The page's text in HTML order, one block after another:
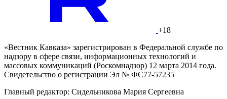
+18
«Вестник Кавказа» зарегистрирован в Федеральной службе по
надзору в сфере связи, информационных технологий и
массовых коммуникаций (Роскомнадзор) 12 марта 2014 года.
Свидетельство о регистрации Эл № ФС77-57235
Главный редактор: Сидельникова Мария Сергеевна